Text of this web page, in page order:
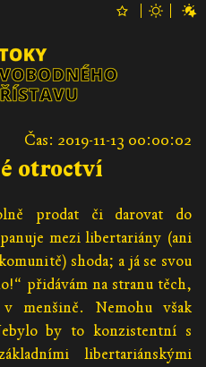
Čas: 2019-11-13 00:00:02
otroctví
prodat či darovat do
mezi libertariány (ani
shoda; a já se svou
přidávám na stranu těch,
menšině. Nemohu však
by to konzistentní s
libertariánskými